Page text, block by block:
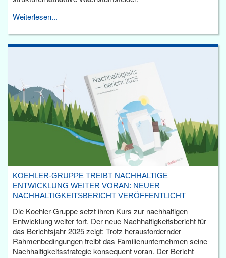
Weiterlesen...
KOEHLER-GRUPPE TREIBT NACHHALTIGE
ENTWICKLUNG WEITER VORAN: NEUER
NACHHALTIGKEITSBERICHT VERÖFFENTLICHT
Die Koehler-Gruppe setzt ihren Kurs zur nachhaltigen
Entwicklung weiter fort. Der neue Nachhaltigkeitsbericht für
das Berichtsjahr 2025 zeigt: Trotz herausfordernder
Rahmenbedingungen treibt das Familienunternehmen seine
Nachhaltigkeitsstrategie konsequent voran. Der Bericht